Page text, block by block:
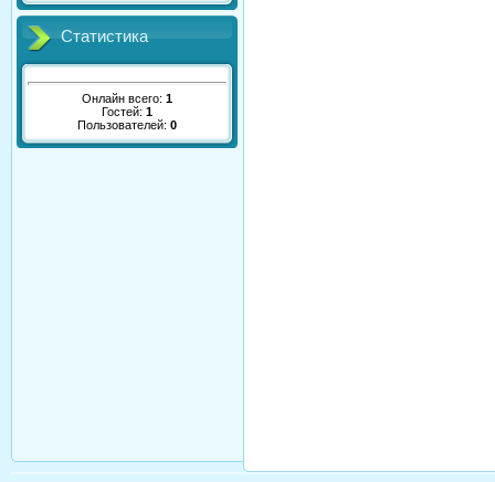
Статистика
Онлайн всего: 1
Гостей: 1
Пользователей: 0